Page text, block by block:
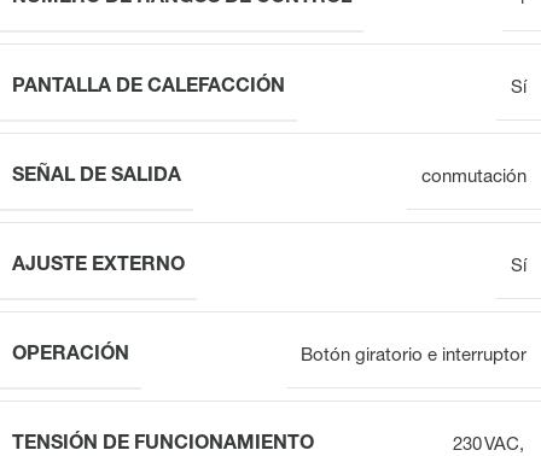
PANTALLA DE CALEFACCIÓN Sí
SEÑAL DE SALIDA conmutación
AJUSTE EXTERNO Sí
OPERACIÓN Botón giratorio e interruptor
TENSIÓN DE FUNCIONAMIENTO 230 VAC,